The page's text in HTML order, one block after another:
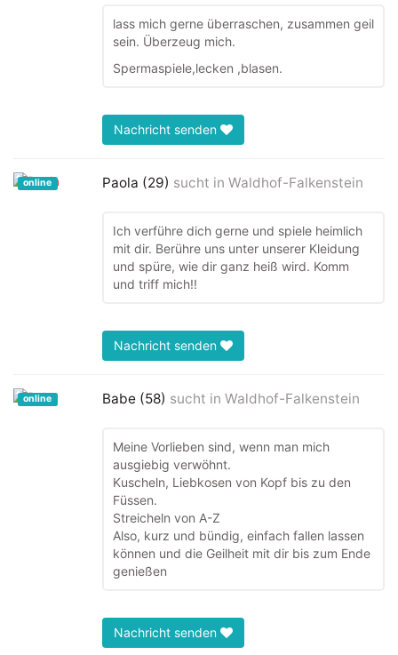
lass mich gerne überraschen, zusammen geil
sein. Überzeug mich.
Spermaspiele,lecken ,blasen.
Nachricht senden
online Paola (29) sucht in Waldhof-Falkenstein
Ich verführe dich gerne und spiele heimlich
mit dir. Berühre uns unter unserer Kleidung
und spüre, wie dir ganz heiß wird. Komm
und triff mich!!
Nachricht senden
online Babe (58) sucht in Waldhof-Falkenstein
Meine Vorlieben sind, wenn man mich
ausgiebig verwöhnt.
Kuscheln, Liebkosen von Kopf bis zu den
Füssen.
Streicheln von A-Z
Also, kurz und bündig, einfach fallen lassen
können und die Geilheit mit dir bis zum Ende
genießen
Nachricht senden